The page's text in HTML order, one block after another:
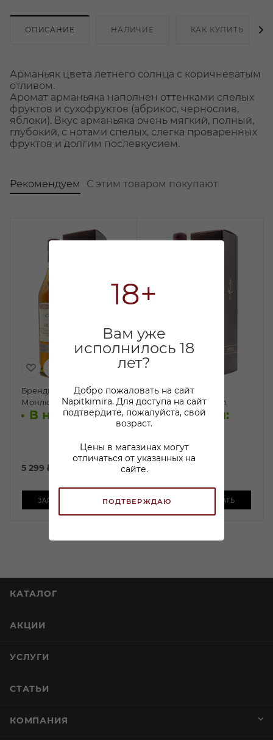
18+
Вам уже
исполнилось 18
лет?
Добро пожаловать на сайт
Napitkimira. Для доступа на сайт
подтвердите, пожалуйста, свой
возраст.
Цены в магазинах могут
отличаться от указанных на
сайте.
ПОДТВЕРЖДАЮ
ОПИСАНИЕ НАЛИЧИЕ КАК КУПИТЬ
Арманьяк цвета летнего солнца с коричневатым
отливом.
Аромат арманьяка наполнен оттенками спелых
фруктов и сухофруктов (абрикос, чернослив,
яблоки). Вкус арманьяка очень мягкий, полный,
глубокий, с нотами спелых, слегка проваренных
фруктов и долгим послевкусием.
Рекомендуем С этим товаром покупают
Бренди Арманьяк
Монлюк Селексион 0,7л
В наличии:
5 299 ₽
ЗАРЕЗЕРВИРОВАТЬ
Бренди Арманьяк
Монлюк VSOP 0,7л
В наличии:
ЗАРЕЗЕРВИРОВАТЬ
КАТАЛОГ
АКЦИИ
УСЛУГИ
СТАТЬИ
КОМПАНИЯ